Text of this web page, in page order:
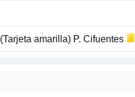
(Tarjeta amarilla) P. Cifuentes